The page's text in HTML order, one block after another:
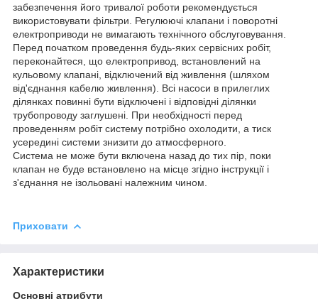
забезпечення його тривалої роботи рекомендується
використовувати фільтри. Регулюючі клапани і поворотні
електроприводи не вимагають технічного обслуговування.
Перед початком проведення будь-яких сервісних робіт,
переконайтеся, що електропривод, встановлений на
кульовому клапані, відключений від живлення (шляхом
від'єднання кабелю живлення). Всі насоси в прилеглих
ділянках повинні бути відключені і відповідні ділянки
трубопроводу заглушені. При необхідності перед
проведенням робіт систему потрібно охолодити, а тиск
усередині системи знизити до атмосферного.
Система не може бути включена назад до тих пір, поки
клапан не буде встановлено на місце згідно інструкції і
з'єднання не ізольовані належним чином.
Приховати
Характеристики
Основні атрибути